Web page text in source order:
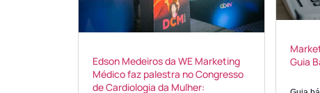
Edson Medeiros da WE Marketing
Médico faz palestra no Congresso
de Cardiologia da Mulher:
Guia